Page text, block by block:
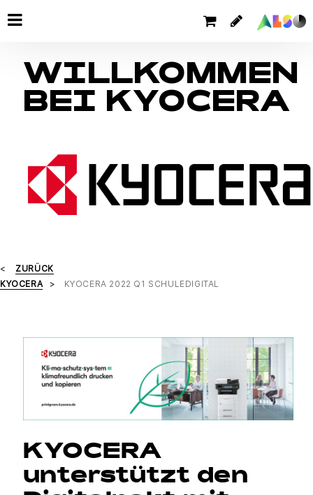
WILLKOMMEN
BEI KYOCERA
ZURÜCK
KYOCERA
KYOCERA 2022 Q1 SCHULEDIGITAL
KYOCERA
unterstützt den